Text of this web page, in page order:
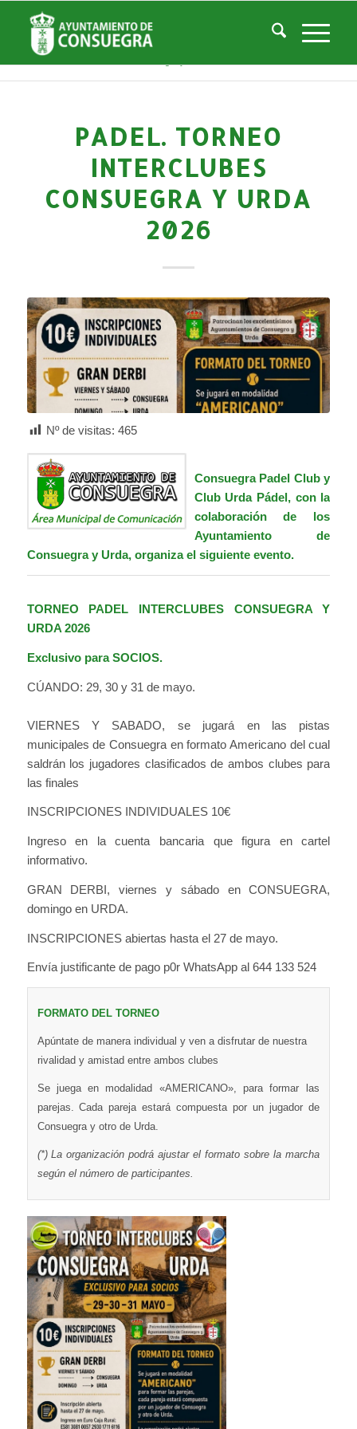
Noticias
Usted está aquí: Inicio / Noticias Deportes
Actividades deportivas /
PADEL. TORNEO
INTERCLUBES
CONSUEGRA Y URDA
2026
Nº de visitas: 465
Consuegra Padel Cluby
Club Urda Pádel, con la
colaboración de los
Ayuntamiento de
Consuegra y Urda, organiza el siguiente evento.
TORNEO PADEL INTERCLUBES CONSUEGRA Y
URDA 2026
Exclusivo para SOCIOS.
CÚANDO: 29, 30 y 31 de mayo.
VIERNES Y SABADO, se jugará en las pistas
municipales de Consuegra en formato Americano del cual
saldrán los jugadores clasificados de ambos clubes para
las finales
INSCRIPCIONES INDIVIDUALES 10€
Ingreso en la cuenta bancaria que figura en cartel
informativo.
GRAN DERBI, viernes y sábado en CONSUEGRA,
domingo en URDA.
INSCRIPCIONES abiertas hasta el 27 de mayo.
Envía justificante de pago p0r WhatsApp al 644 133 524
FORMATO DEL TORNEO
Apúntate de manera individual y ven a disfrutar de nuestra
rivalidad y amistad entre ambos clubes
Se juega en modalidad «AMERICANO», para formar las
parejas. Cada pareja estará compuesta por un jugador de
Consuegra y otro de Urda.
(*) La organización podrá ajustar el formato sobre la marcha
según el número de participantes.